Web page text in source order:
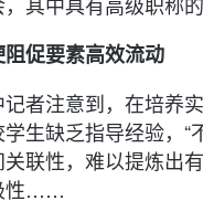
促要素高效流动
记者注意到，在培养
生缺乏指导经验，
联性，难以提炼出
性……